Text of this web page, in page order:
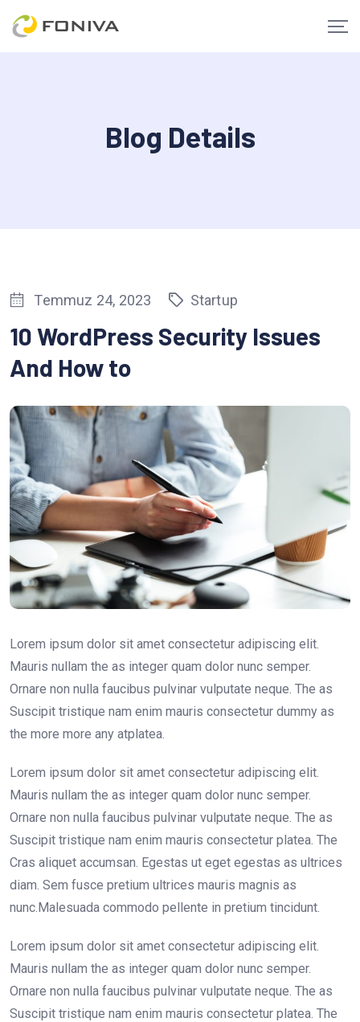
Blog Details
Temmuz 24, 2023 Startup
10 WordPress Security Issues
And How to
Lorem ipsum dolor sit amet consectetur adipiscing elit.
Mauris nullam the as integer quam dolor nunc semper.
Ornare non nulla faucibus pulvinar vulputate neque. The as
Suscipit tristique nam enim mauris consectetur dummy as
the more more any atplatea.
Lorem ipsum dolor sit amet consectetur adipiscing elit.
Mauris nullam the as integer quam dolor nunc semper.
Ornare non nulla faucibus pulvinar vulputate neque. The as
Suscipit tristique nam enim mauris consectetur platea. The
Cras aliquet accumsan. Egestas ut eget egestas as ultrices
diam. Sem fusce pretium ultrices mauris magnis as
nunc.Malesuada commodo pellente in pretium tincidunt.
Lorem ipsum dolor sit amet consectetur adipiscing elit.
Mauris nullam the as integer quam dolor nunc semper.
Ornare non nulla faucibus pulvinar vulputate neque. The as
Suscipit tristique nam enim mauris consectetur platea. The